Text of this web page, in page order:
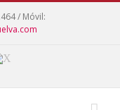
/ Móvil: